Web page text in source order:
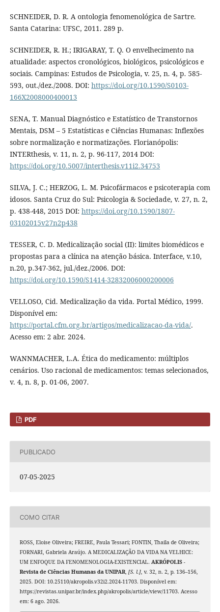
SCHNEIDER, D. R. A ontologia fenomenológica de Sartre.
Santa Catarina: UFSC, 2011. 289 p.
SCHNEIDER, R. H.; IRIGARAY, T. Q. O envelhecimento na
atualidade: aspectos cronológicos, biológicos, psicológicos e
sociais. Campinas: Estudos de Psicologia, v. 25, n. 4, p. 585-
593, out./dez./2008. DOI: https://doi.org/10.1590/S0103-
166X2008000400013
SENA, T. Manual Diagnóstico e Estatístico de Transtornos
Mentais, DSM – 5 Estatísticas e Ciências Humanas: Inflexões
sobre normalização e normatizações. Florianópolis:
INTERthesis, v. 11, n. 2, p. 96-117, 2014 DOI:
https://doi.org/10.5007/interthesis.v11i2.34753
SILVA, J. C.; HERZOG, L. M. Psicofármacos e psicoterapia com
idosos. Santa Cruz do Sul: Psicologia & Sociedade, v. 27, n. 2,
p. 438-448, 2015 DOI: https://doi.org/10.1590/1807-
03102015v27n2p438
TESSER, C. D. Medicalização social (II): limites biomédicos e
propostas para a clínica na atenção básica. Interface, v.10,
n.20, p.347-362, jul./dez./2006. DOI:
https://doi.org/10.1590/S1414-32832006000200006
VELLOSO, Cid. Medicalização da vida. Portal Médico, 1999.
Disponível em:
https://portal.cfm.org.br/artigos/medicalizacao-da-vida/.
Acesso em: 2 abr. 2024.
WANNMACHER, L.A. Ética do medicamento: múltiplos
cenários. Uso racional de medicamentos: temas selecionados,
v. 4, n. 8, p. 01-06, 2007.
PDF
PUBLICADO
07-05-2025
COMO CITAR
ROSS, Eloise Oliveira; FREIRE, Paula Tessari; FONTIN, Thaila de Oliveira;
FORNARI, Gabriela Araújo. A MEDICALIZAÇÃO DA VIDA NA VELHICE:
UM ENFOQUE DA FENOMENOLOGIA-EXISTENCIAL. AKRÓPOLIS -
Revista de Ciências Humanas da UNIPAR, [S. l.], v. 32, n. 2, p. 136–156,
2025. DOI: 10.25110/akropolis.v32i2.2024-11703. Disponível em:
https://revistas.unipar.br/index.php/akropolis/article/view/11703. Acesso
em: 6 ago. 2026.